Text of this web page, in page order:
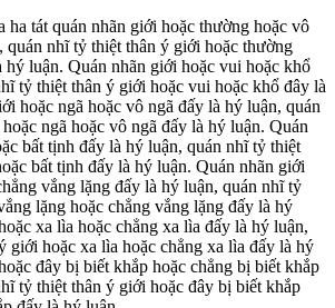
tát quán nhãn giới hoặc thường hoặc vô
quán nhĩ tỷ thiệt thân ý giới hoặc thường
hý luận. Quán nhãn giới hoặc vui hoặc khổ
tỷ thiệt thân ý giới hoặc vui hoặc khổ đây là
hoặc ngã hoặc vô ngã đấy là hý luận, quán
ngã hoặc vô ngã đấy là hý luận. Quán
bất tịnh đấy là hý luận, quán nhĩ tỷ thiệt
bất tịnh đấy là hý luận. Quán nhãn giới
vắng lặng đấy là hý luận, quán nhĩ tỷ
lặng hoặc chẳng vắng lặng đấy là hý
xa lìa hoặc chẳng xa lìa đấy là hý luận,
giới hoặc xa lìa hoặc chẳng xa lìa đấy là hý
đây bị biết khắp hoặc chẳng bị biết khắp
tỷ thiệt thân ý giới hoặc đây bị biết khắp